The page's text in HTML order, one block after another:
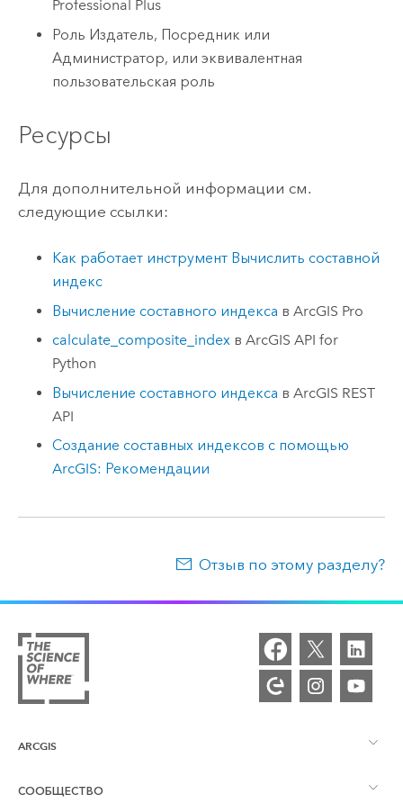
Professional Plus
Роль Издатель, Посредник или
Администратор, или эквивалентная
пользовательская роль
Ресурсы
Для дополнительной информации см.
следующие ссылки:
Как работает инструмент Вычислить составной
индекс
Вычисление составного индекса вArcGIS Pro
calculate_composite_index вArcGIS API for
Python
Вычисление составного индекса вArcGIS REST
API
Создание составных индексов с помощью
ArcGIS: Рекомендации
Отзыв по этому разделу?
ARCGIS
Обзор ArcGIS
СООБЩЕСТВО